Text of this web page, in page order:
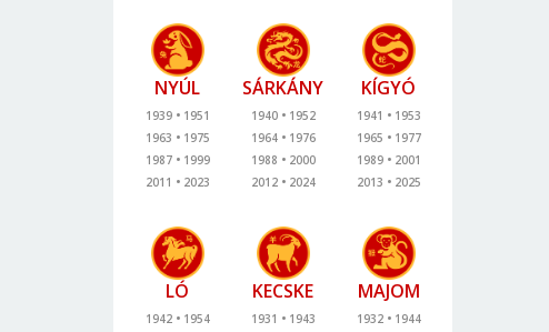
NYÚL
1939
1951
1963
1975
1987
1999
2011
2023
SÁRKÁNY
1940
1952
1964
1976
1988
2000
2012
2024
KÍGYÓ
1941
1953
1965
1977
1989
2001
2013
2025
LÓ
1942
1954
KECSKE
1931
1943
MAJOM
1932
1944